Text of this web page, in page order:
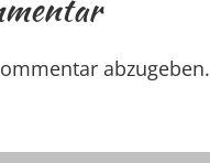
abzugeben.